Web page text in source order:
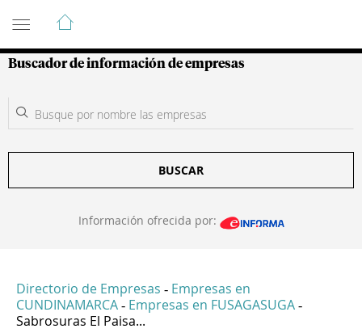
Guía de Empresas Colombianas
Buscador de información de empresas
BUSCAR
Información ofrecida por:
Directorio de Empresas - Empresas en
CUNDINAMARCA - Empresas en FUSAGASUGA -
Sabrosuras El Paisa...